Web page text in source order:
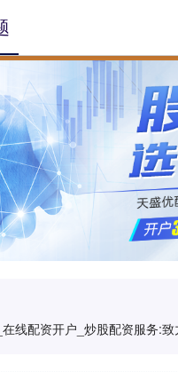
线配资开户_炒股配资服务: